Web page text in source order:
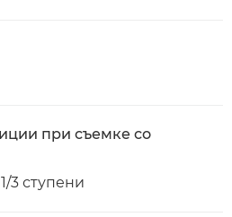
при съемке со
3 ступени